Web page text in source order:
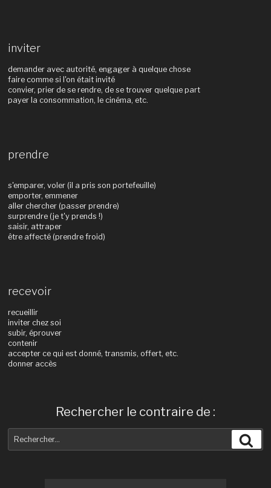
inviter
demander avec autorité, engager à quelque chose
faire comme si l'on était invité
convier, prier de se rendre, de se trouver quelque part
payer la consommation, le cinéma, etc.
prendre
s'emparer, voler (il a pris son portefeuille)
emporter, emmener
aller chercher (passer prendre)
surprendre (je t'y prends !)
saisir, attraper
être affecté (prendre froid)
recevoir
recueillir
inviter chez soi
subir, éprouver
contenir
accepter ce qui est donné, transmis, offert, etc.
donner accès
Rechercher le contraire de :
pour